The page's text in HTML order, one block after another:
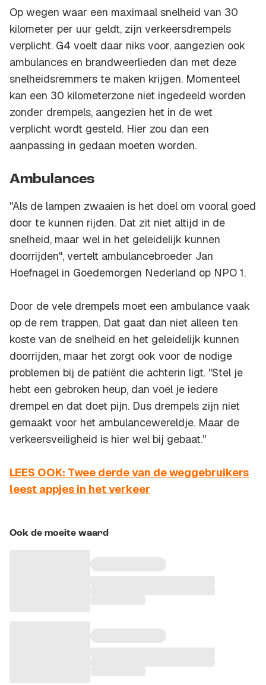
Op wegen waar een maximaal snelheid van 30
kilometer per uur geldt, zijn verkeersdrempels
verplicht. G4 voelt daar niks voor, aangezien ook
ambulances en brandweerlieden dan met deze
snelheidsremmers te maken krijgen. Momenteel
kan een 30 kilometerzone niet ingedeeld worden
zonder drempels, aangezien het in de wet
verplicht wordt gesteld. Hier zou dan een
aanpassing in gedaan moeten worden.
Ambulances
"Als de lampen zwaaien is het doel om vooral goed
door te kunnen rijden. Dat zit niet altijd in de
snelheid, maar wel in het geleidelijk kunnen
doorrijden", vertelt ambulancebroeder Jan
Hoefnagel in Goedemorgen Nederland op NPO 1.
Door de vele drempels moet een ambulance vaak
op de rem trappen. Dat gaat dan niet alleen ten
koste van de snelheid en het geleidelijk kunnen
doorrijden, maar het zorgt ook voor de nodige
problemen bij de patiënt die achterin ligt. "Stel je
hebt een gebroken heup, dan voel je iedere
drempel en dat doet pijn. Dus drempels zijn niet
gemaakt voor het ambulancewereldje. Maar de
verkeersveiligheid is hier wel bij gebaat."
LEES OOK: Twee derde van de weggebruikers
leest appjes in het verkeer
Ook de moeite waard